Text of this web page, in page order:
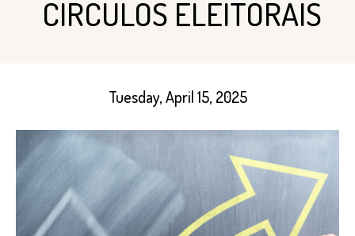
CÍRCULOS ELEITORAIS
Tuesday, April 15, 2025